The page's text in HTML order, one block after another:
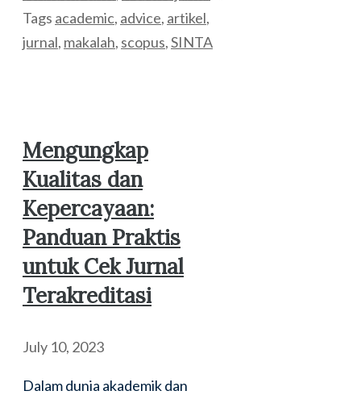
Tags academic, advice, artikel,
jurnal, makalah, scopus,SINTA
Mengungkap
Kualitas dan
Kepercayaan:
Panduan Praktis
untuk Cek Jurnal
Terakreditasi
July 10, 2023
Dalam dunia akademik dan